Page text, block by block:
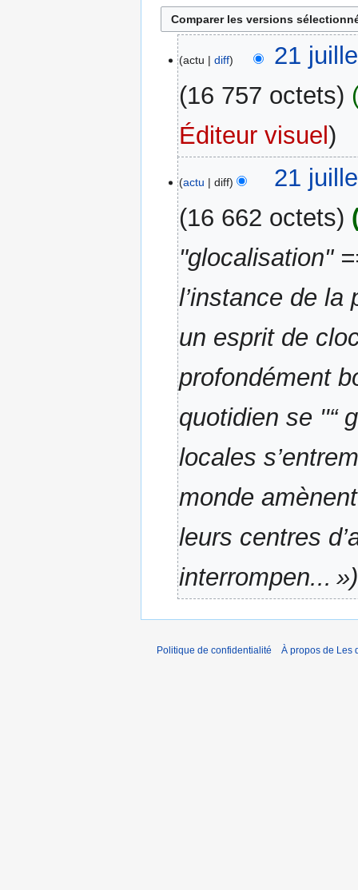
juillet
2023
actu diff
21
16 757 octets
Éditeur visuel
actu diff
21
16 662 octets
"glocalisation"
l’instance de la
un esprit de
profondément
quotidien se ''“
locales
monde
leurs centres
interrompen... »
Politique de confidentialité À propos de Les